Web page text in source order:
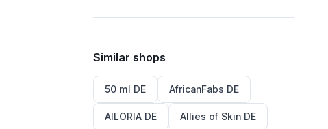
Similar shops
50 ml DE AfricanFabs DE
AILORIA DE Allies of Skin DE